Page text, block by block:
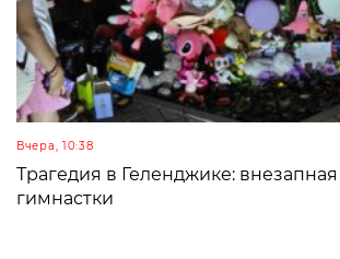
Вчера, 10:38
Трагедия в Геленджике:
гимнастки